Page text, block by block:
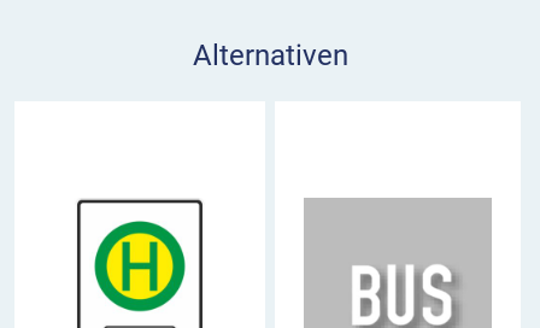
Alternativen